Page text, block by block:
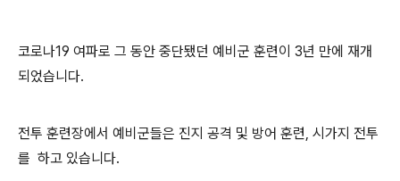
코로나19 여파로 그 동안 중단됐던 예비군 훈련이 3년 만에 재개
되었습니다.
전투 훈련장에서 예비군들은 진지 공격 및 방어 훈련, 시가지 전투
를 하고 있습니다.